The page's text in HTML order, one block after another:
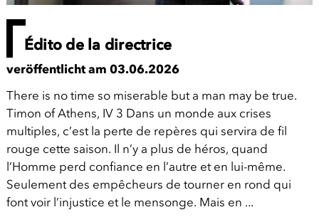
Édito de la directrice
veröffentlicht am 03.06.2026
There is no time so miserable but a man may be true.
Timon of Athens, IV 3 Dans un monde aux crises
multiples, c’est la perte de repères qui servira de fil
rouge cette saison. Il n’y a plus de héros, quand
l’Homme perd confiance en l’autre et en lui-même.
Seulement des empêcheurs de tourner en rond qui
font voir l’injustice et le mensonge. Mais en ...